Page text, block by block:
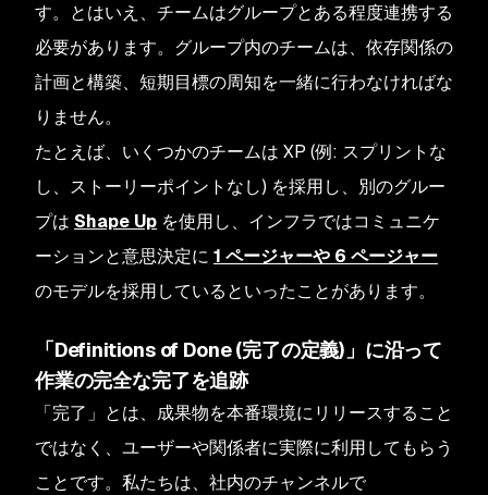
す。とはいえ、チームはグループとある程度連携する
必要があります。グループ内のチームは、依存関係の
計画と構築、短期目標の周知を一緒に行わなければな
りません。
たとえば、いくつかのチームは XP (例: スプリントな
し、ストーリーポイントなし) を採用し、別のグルー
プは Shape Up を使用し、インフラではコミュニケ
ーションと意思決定に 1 ページャーや 6 ページャー
のモデルを採用しているといったことがあります。
「Definitions of Done (完了の定義)」に沿って
作業の完全な完了を追跡
「完了」とは、成果物を本番環境にリリースすること
ではなく、ユーザーや関係者に実際に利用してもらう
ことです。私たちは、社内のチャンネルで